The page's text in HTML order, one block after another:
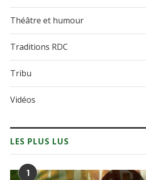
Théâtre et humour
Traditions RDC
Tribu
Vidéos
LES PLUS LUS
1